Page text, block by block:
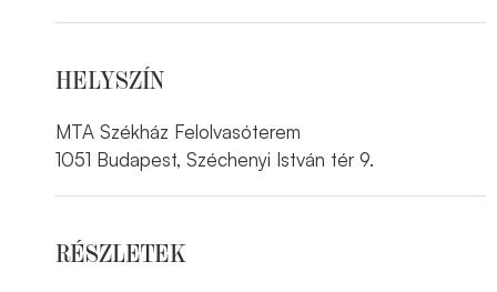
HELYSZÍN
MTA Székház Felolvasóterem
1051 Budapest, Széchenyi István tér 9.
RÉSZLETEK